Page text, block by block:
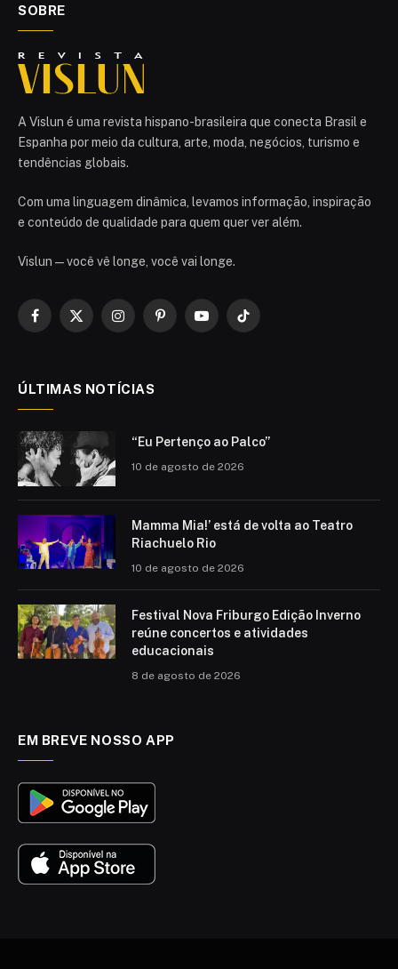
SOBRE
A Vislun é uma revista hispano-brasileira que conecta Brasil e
Espanha por meio da cultura, arte, moda, negócios, turismo e
tendências globais.
Com uma linguagem dinâmica, levamos informação, inspiração
e conteúdo de qualidade para quem quer ver além.
Vislun — você vê longe, você vai longe.
Facebook
X
InstagramPinterestYouTubeTikTok
ÚLTIMAS NOTÍCIAS
“Eu Pertenço ao Palco”
10 de agosto de 2026
Mamma Mia!’ está de volta ao Teatro
Riachuelo Rio
10 de agosto de 2026
Festival Nova Friburgo Edição Inverno
reúne concertos e atividades
educacionais
8 de agosto de 2026
EM BREVE NOSSO APP